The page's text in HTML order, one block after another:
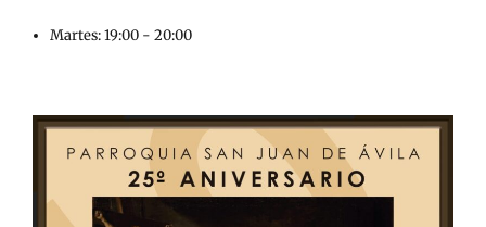
Martes: 19:00 - 20:00